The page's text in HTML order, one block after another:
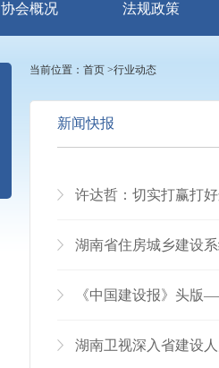
协会概况 法规政策
当前位置： 首页 >行业动态
新闻快报
许达哲：切实打赢打
湖南省住房城乡建设
《中国建设报》头版
湖南卫视深入省建设